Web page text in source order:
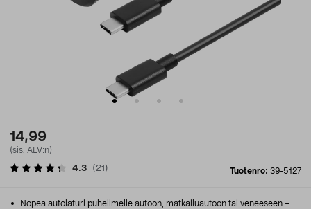
14,99
(sis. ALV:n)
Tuotenro: 39-5127
4.3 ( 21 )
Nopea autolaturi puhelimelle autoon, matkailuautoon tai veneeseen –